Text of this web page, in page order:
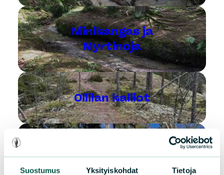
Suostumus Yksityiskohdat Tietoja
Niinikangas ja
Myrtinoja
Ollilan kalliot